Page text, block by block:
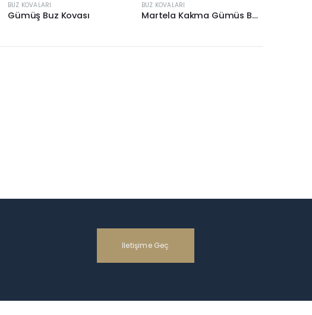
BUZ KOVALARI
Gümüş Buz Kovası
BUZ KOVALARI
Martela Kakma Gümüs Buz Kovası
İletişime Geç